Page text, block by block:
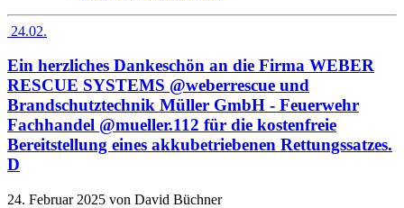
24.02.
Ein herzliches Dankeschön an die Firma WEBER
RESCUE SYSTEMS @weberrescue und
Brandschutztechnik Müller GmbH - Feuerwehr
Fachhandel @mueller.112 für die kostenfreie
Bereitstellung eines akkubetriebenen Rettungssatzes.
D
24. Februar 2025 von David Büchner